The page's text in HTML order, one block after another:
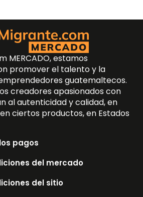
MERCADO, estamos
promover el talento y la
guatemaltecos.
creadores apasionados con
al autenticidad y calidad, en
ciertos productos, en Estados
pagos
del mercado
del sitio